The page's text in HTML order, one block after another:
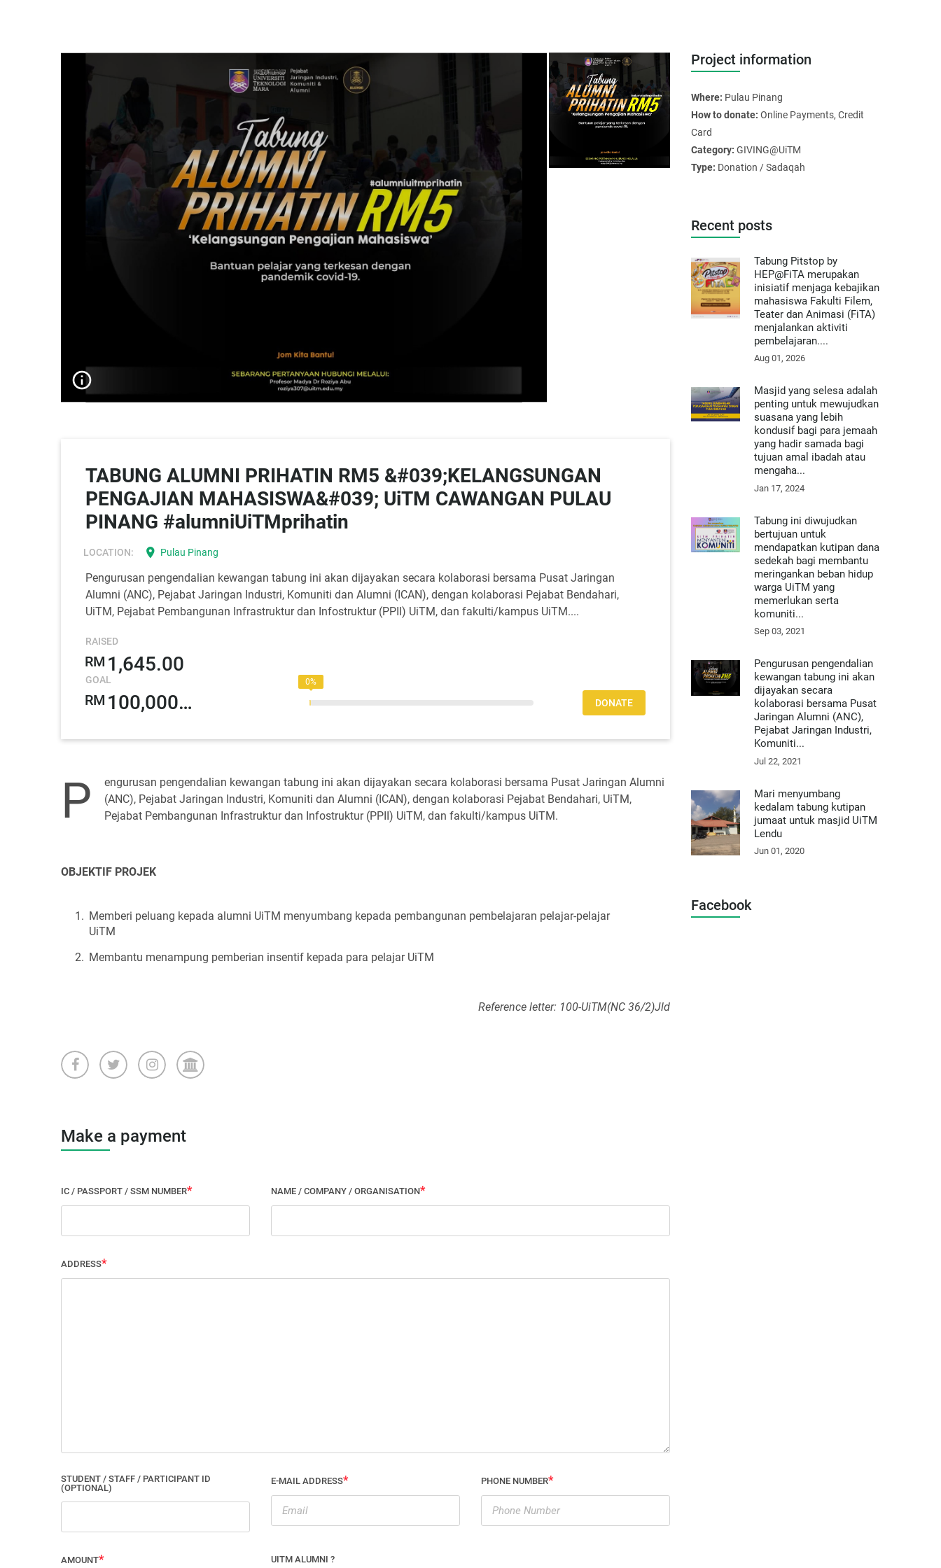
info_outline
TABUNG ALUMNI PRIHATIN RM5 &#039;KELANGSUNGAN
PENGAJIAN MAHASISWA&#039; UiTM CAWANGAN PULAU
PINANG #alumniUiTMprihatin
LOCATION: location_on Pulau Pinang
Pengurusan pengendalian kewangan tabung ini akan dijayakan secara kolaborasi bersama Pusat Jaringan
Alumni (ANC), Pejabat Jaringan Industri, Komuniti dan Alumni (ICAN), dengan kolaborasi Pejabat Bendahari,
UiTM, Pejabat Pembangunan Infrastruktur dan Infostruktur (PPII) UiTM, dan fakulti/kampus UiTM....
RAISED
RM 1,645.00
GOAL
RM 100,000.00
0%
DONATE
P
engurusan pengendalian kewangan tabung ini akan dijayakan secara kolaborasi bersama Pusat Jaringan Alumni
(ANC), Pejabat Jaringan Industri, Komuniti dan Alumni (ICAN), dengan kolaborasi Pejabat Bendahari, UiTM,
Pejabat Pembangunan Infrastruktur dan Infostruktur (PPII) UiTM, dan fakulti/kampus UiTM.
OBJEKTIF PROJEK
Memberi peluang kepada alumni UiTM menyumbang kepada pembangunan pembelajaran pelajar-pelajar
UiTM
Membantu menampung pemberian insentif kepada para pelajar UiTM
Reference letter: 100-UiTM(NC 36/2)Jld
Make a payment
IC / PASSPORT / SSM NUMBER NAME / COMPANY / ORGANISATION
ADDRESS
STUDENT / STAFF / PARTICIPANT ID
(OPTIONAL)
E-MAIL ADDRESS PHONE NUMBER
AMOUNT UITM ALUMNI ?
Project information
Where: Pulau Pinang
How to donate: Online Payments, Credit
Card
Category: GIVING@UiTM
Type: Donation / Sadaqah
Recent posts
Tabung Pitstop by
HEP@FiTA merupakan
inisiatif menjaga kebajikan
mahasiswa Fakulti Filem,
Teater dan Animasi (FiTA)
menjalankan aktiviti
pembelajaran....
Aug 01, 2026
Masjid yang selesa adalah
penting untuk mewujudkan
suasana yang lebih
kondusif bagi para jemaah
yang hadir samada bagi
tujuan amal ibadah atau
mengaha...
Jan 17, 2024
Tabung ini diwujudkan
bertujuan untuk
mendapatkan kutipan dana
sedekah bagi membantu
meringankan beban hidup
warga UiTM yang
memerlukan serta
komuniti...
Sep 03, 2021
Pengurusan pengendalian
kewangan tabung ini akan
dijayakan secara
kolaborasi bersama Pusat
Jaringan Alumni (ANC),
Pejabat Jaringan Industri,
Komuniti...
Jul 22, 2021
Mari menyumbang
kedalam tabung kutipan
jumaat untuk masjid UiTM
Lendu
Jun 01, 2020
Facebook